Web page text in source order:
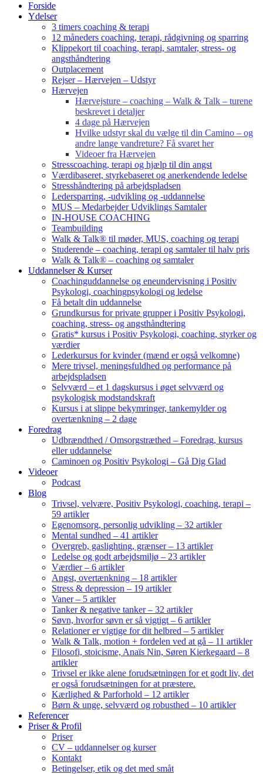
Forside
Ydelser
3 timers coaching & terapi
12 måneders coaching, terapi, rådgivning og sparring
Klippekort til coaching, terapi, samtaler, stress- og
angsthåndtering
Outplacement
Rejser – Hærvejen – Udstyr
Hærvejen
Hærvejsture – coaching – Walk & Talk – turene
beskrevet i detaljer
4 dage på Hærvejen
Hvilke udstyr skal du vælge til din Camino – og
andre lange vandreture? Få svaret her
Videoer fra Hærvejen
Stresscoaching, terapi og hjælp til din angst
Værdibaseret, styrkebaseret og anerkendende ledelse
Stresshåndtering på arbejdspladsen
Ledersparring, -udvikling og -uddannelse
MUS – Medarbejder Udviklings Samtaler
IN-HOUSE COACHING
Teambuilding
Walk & Talk® til møder, MUS, coaching og terapi
Studerende – coaching, terapi og samtaler til halv pris
Walk & Talk® – coaching og samtaler
Uddannelser & Kurser
Coachinguddannelse og eneundervisning i Positiv
Psykologi, coachingpsykologi og ledelse
Få betalt din uddannelse
Grundkursus for private grupper i Positiv Psykologi,
coaching, stress- og angsthåndtering
Gratis* kursus i Positiv Psykologi, coaching, styrker og
værdier
Lederkursus for kvinder (mænd er også velkomne)
Mere trivsel, meningsfuldhed og performance på
arbejdspladsen
Selvværd – et 1 dagskursus i øget selvværd og
psykologisk modstandskraft
Kursus i at slippe bekymringer, tankemylder og
overtænkning – 2 dage
Foredrag
Udbrændthed / Omsorgstræthed – Foredrag, kursus
eller uddannelse
Caminoen og Positiv Psykologi – Gå Dig Glad
Videoer
Podcast
Blog
Trivsel, velvære, Positiv Psykologi, coaching, terapi –
59 artikler
Egenomsorg, personlig udvikling – 32 artikler
Mental sundhed – 41 artikler
Overgreb, gaslighting, grænser – 13 artikler
Ledelse og godt arbejdsmiljø – 23 artikler
Værdier – 6 artikler
Angst, overtænkning – 18 artikler
Stress & depression – 19 artikler
Vaner – 5 artikler
Tanker & negative tanker – 32 artikler
Søvn, hvorfor søvn er så vigtigt – 6 artikler
Relationer er vigtige for dit helbred – 5 artikler
Walk & Talk, motion + fordelen ved at gå – 11 artikler
Filosofi, stoicisme, Anaïs Nin, Søren Kierkegaard – 8
artikler
Trivsel er ikke alene forudsætningen for et godt liv, det
er også forudsætningen for at præstere.
Kærlighed & Parforhold – 12 artikler
Børn & unge, selvværd og robusthed – 10 artikler
Referencer
Priser & Profil
Priser
CV – uddannelser og kurser
Kontakt
Betingelser, etik og det med småt